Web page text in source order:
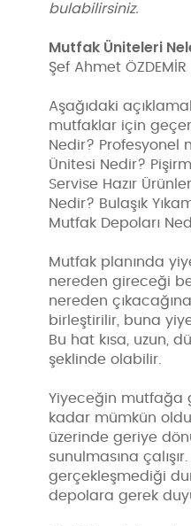
bulabilirsiniz.
Mutfak Üniteleri
Şef Ahmet ÖZDEMİR
Aşağıdaki
mutfaklar için
Nedir? Profesyonel
Ünitesi Nedir?
Servise Hazır
Nedir? Bulaşık
Mutfak Depoları
Mutfak planında
nereden gireceği
nereden
birleştirilir, buna
Bu hat kısa, uzun,
şeklinde olabilir.
Yiyeceğin mutfağa
kadar mümkün
üzerinde geriye
sunulmasına
gerçekleşmediği
depolara gerek